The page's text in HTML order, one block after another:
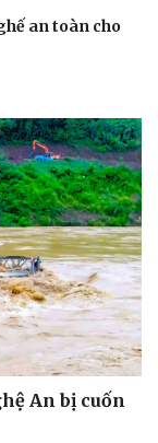
an toàn cho
An bị cuốn